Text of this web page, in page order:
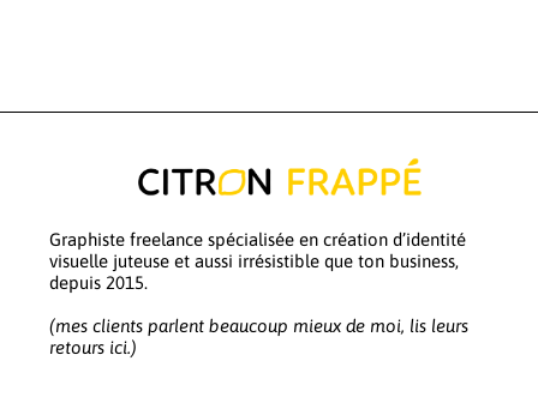
Graphiste freelance spécialisée en création d’identité
visuelle juteuse et aussi irrésistible que ton business,
depuis 2015.
(mes clients parlent beaucoup mieux de moi, lis leurs
retours ici.)